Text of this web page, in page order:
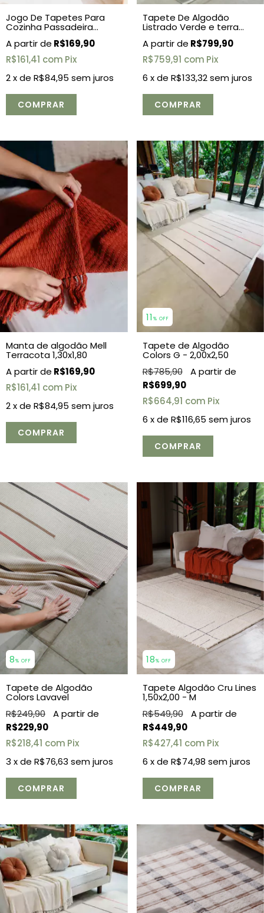
Jogo De Tapetes Para
Cozinha Passadeira
Itatiaia 3 Peças
R$169,90
R$161,41 com Pix
2x de R$84,95 sem juros
Tapete De Algodão
Listrado Verde e terra
R$799,90
R$759,91 com Pix
6 x de R$133,32 sem juros
Manta de algodão Mell
Terracota 1,30x1,80
R$169,90
R$161,41 com Pix
2x de R$84,95 sem juros
11 % OFF
Tapete de Algodão
Colors G - 2,00x2,50
R$785,90
R$699,90
R$664,91 com Pix
6 x de R$116,65 sem juros
8% OFF
Tapete de Algodão
Colors Lavavel
R$249,90
R$229,90
R$218,41 com Pix
3 x de R$76,63 sem juros
COMPRAR
18% OFF
Tapete Algodão Cru Lines
1,50x2,00 - M
R$549,90
R$449,90
R$427,41 com Pix
6 x de R$74,98 sem juros